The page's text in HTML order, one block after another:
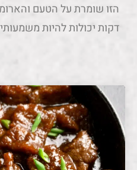
הזו שומרת על הטעם
דקות יכולות להיות